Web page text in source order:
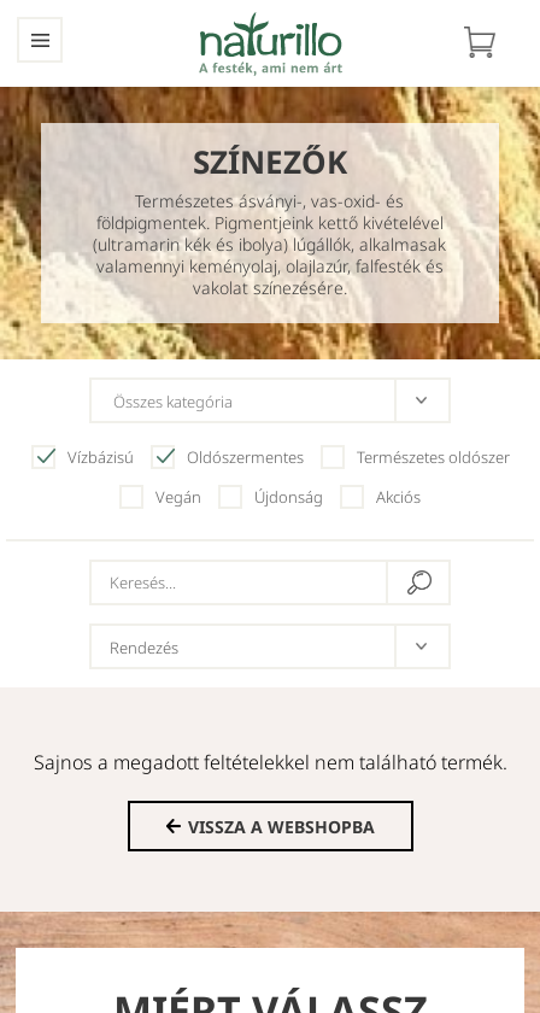
SZÍNEZŐK
Természetes ásványi-, vas-oxid- és
földpigmentek. Pigmentjeink kettő kivételével
(ultramarin kék és ibolya) lúgállók, alkalmasak
valamennyi keményolaj, olajlazúr, falfesték és
vakolat színezésére.
Vízbázisú Oldószermentes
Természetes oldószer
Vegán
Újdonság Akciós
Sajnos a megadott feltételekkel nem található termék.
VISSZA A WEBSHOPBA